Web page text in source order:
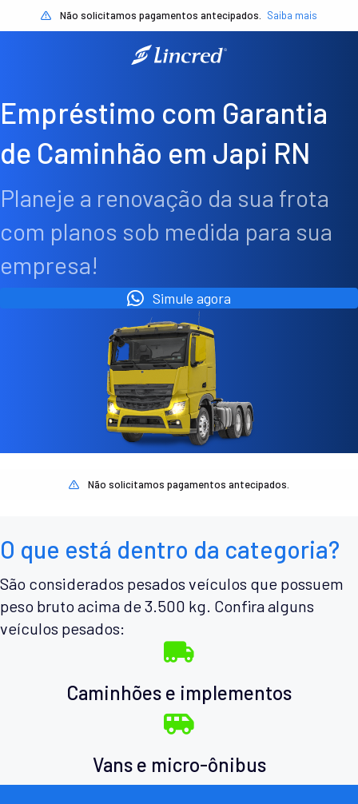
Não solicitamos pagamentos antecipados. Saiba mais
Empréstimo com Garantia
de Caminhão em Japi RN
Planeje a renovação da sua frota
com planos sob medida para sua
empresa!
Simule agora
Não solicitamos pagamentos antecipados.
O que está dentro da categoria?
São considerados pesados veículos que possuem
peso bruto acima de 3.500 kg. Confira alguns
veículos pesados:
Caminhões e implementos
Vans e micro-ônibus